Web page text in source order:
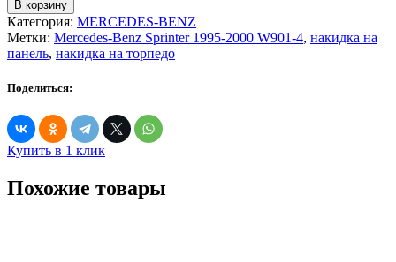
Mercedes-
Benz
Sprinter
1995-
W901-
В корзину
Категория: MERCEDES-BENZ
Метки: Mercedes-Benz Sprinter 1995-2000 W901-4, накидка на
панель, накидка на торпедо
Поделиться:
Купить в 1 клик
Похожие товары